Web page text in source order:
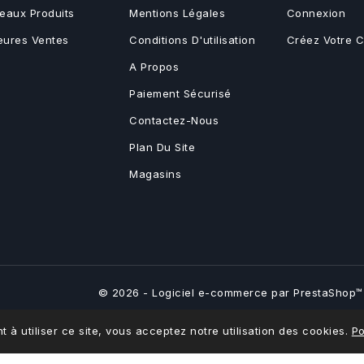
Produits
Ventes
Mentions Légales
Conditions D'utilisation
A Propos
Paiement Sécurisé
Contactez-Nous
Plan Du Site
Magasins
Connexion
Créez Votre
à utiliser ce site, vous acceptez notre utilisation des cookies.
© 2026 - Logiciel e-commerce par PrestaShop™